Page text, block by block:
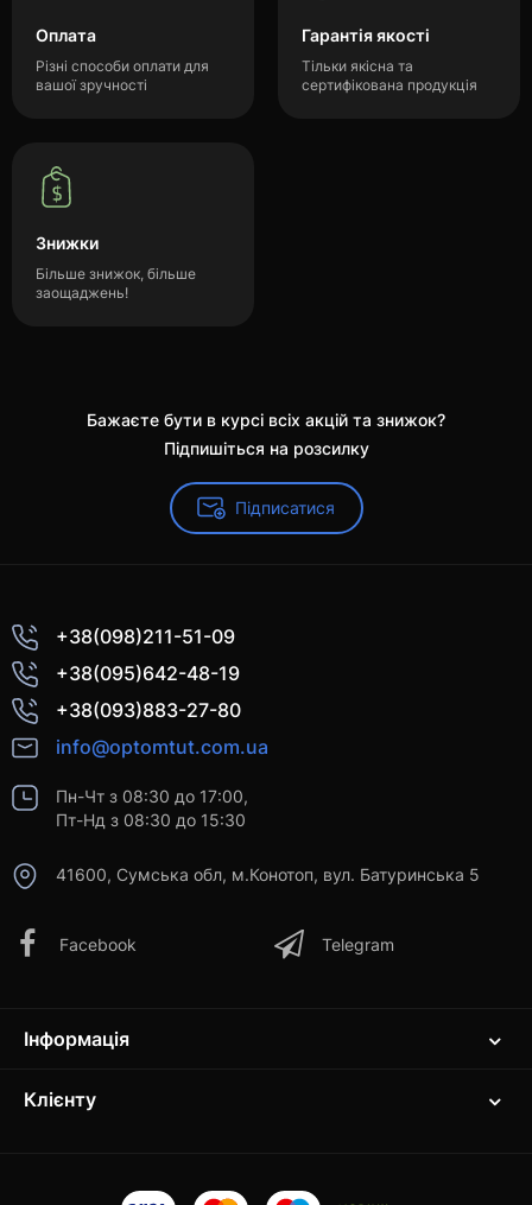
Оплата
Різні способи оплати для
вашої зручності
Гарантія якості
Тільки якісна та
сертифікована продукція
Знижки
Більше знижок, більше
заощаджень!
Бажаєте бути в курсі всіх акцій та знижок?
Підпишіться на розсилку
Підписатися
+38(098)211-51-09
+38(095)642-48-19
+38(093)883-27-80
info@optomtut.com.ua
Пн-Чт з 08:30 до 17:00,
Пт-Нд з 08:30 до 15:30
41600, Сумська обл, м.Конотоп, вул. Батуринська 5
Facebook Telegram
Інформація
Клієнту